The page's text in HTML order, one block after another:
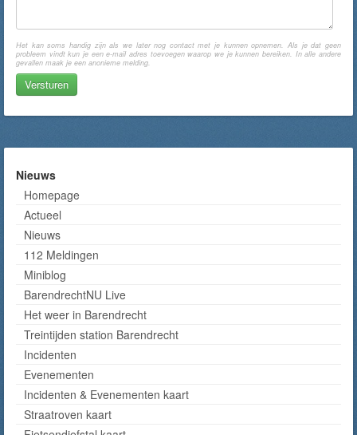
Het kan soms handig zijn als we later nog contact met je kunnen opnemen. Als je dat geen
probleem vindt kun je een e-mail adres toevoegen waarop we je kunnen bereiken. In alle andere
gevallen maak je een anonieme melding.
Nieuws
Homepage
Actueel
Nieuws
112 Meldingen
Miniblog
BarendrechtNU Live
Het weer in Barendrecht
Treintijden station Barendrecht
Incidenten
Evenementen
Incidenten & Evenementen kaart
Straatroven kaart